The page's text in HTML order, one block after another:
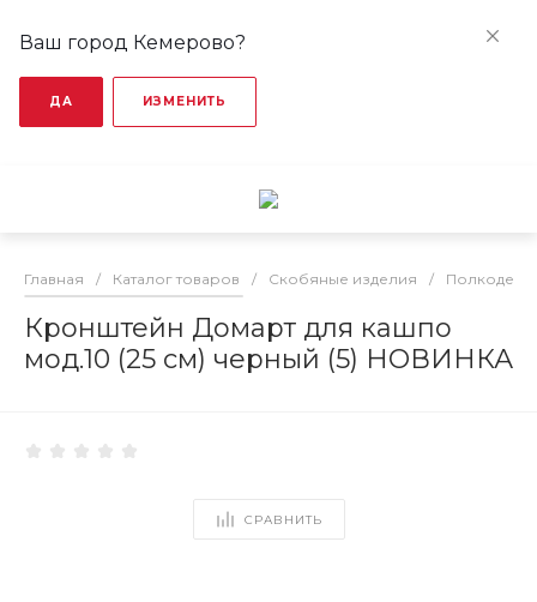
Ваш город Кемерово?
ДА ИЗМЕНИТЬ
Главная / Каталог товаров / Скобяные изделия /
Кронштейн Домарт для кашпо
мод.10 (25 см) черный (5) НОВИНКА
СРАВНИТЬ